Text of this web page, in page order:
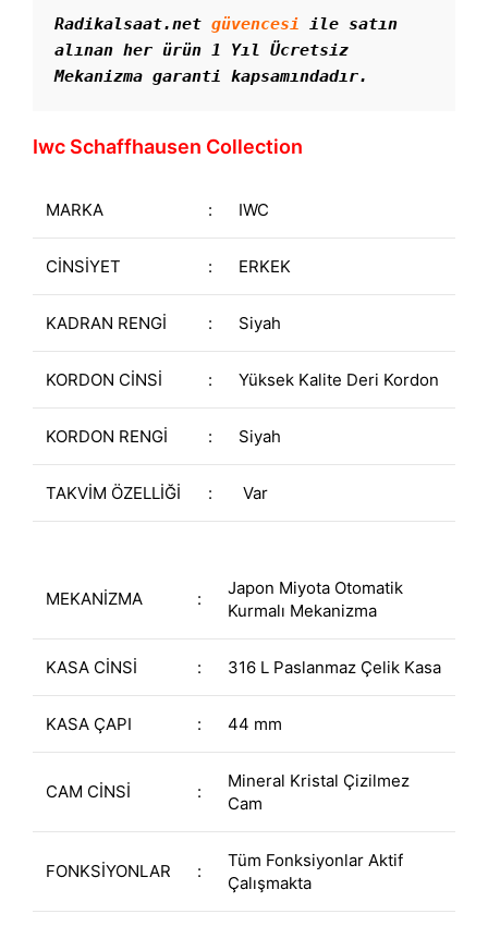
Radikalsaat.net güvencesi ile satın
alınan her ürün 1 Yıl Ücretsiz
Mekanizma garanti kapsamındadır.
Iwc Schaffhausen Collection
MARKA : IWC
CİNSİYET : ERKEK
KADRAN RENGİ : Siyah
KORDON CİNSİ : Yüksek Kalite Deri Kordon
KORDON RENGİ : Siyah
TAKVİM ÖZELLİĞİ : Var
MEKANİZMA :
Japon Miyota Otomatik
Kurmalı Mekanizma
KASA CİNSİ : 316 L Paslanmaz Çelik Kasa
KASA ÇAPI : 44 mm
CAM CİNSİ :
Mineral Kristal Çizilmez
Cam
FONKSİYONLAR :
Tüm Fonksiyonlar Aktif
Çalışmakta